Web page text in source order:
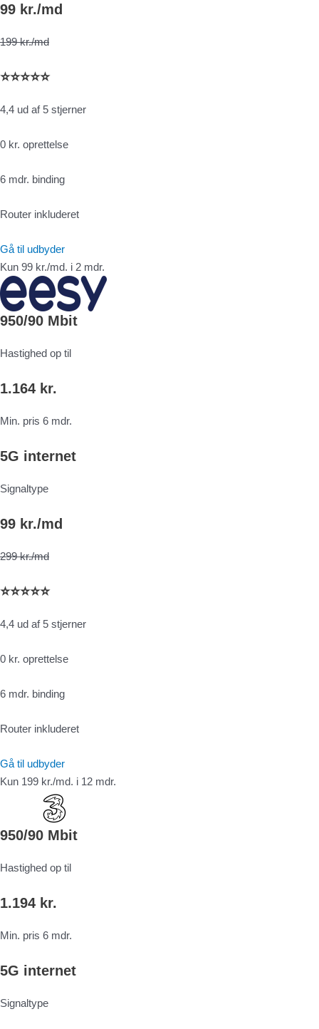
99 kr./md
199 kr./md
⭐⭐⭐⭐⭐
4,4 ud af 5 stjerner
0 kr. oprettelse
6 mdr. binding
Router inkluderet
Gå til udbyder
Kun 99 kr./md. i 2 mdr.
950/90 Mbit
Hastighed op til
1.164 kr.
Min. pris 6 mdr.
5G internet
Signaltype
99 kr./md
299 kr./md
⭐⭐⭐⭐⭐
4,4 ud af 5 stjerner
0 kr. oprettelse
6 mdr. binding
Router inkluderet
Gå til udbyder
Kun 199 kr./md. i 12 mdr.
950/90 Mbit
Hastighed op til
1.194 kr.
Min. pris 6 mdr.
5G internet
Signaltype